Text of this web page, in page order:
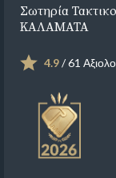
Σωτηρία
ΚΑΛΑΜΑΤΑ
4.9/ 61